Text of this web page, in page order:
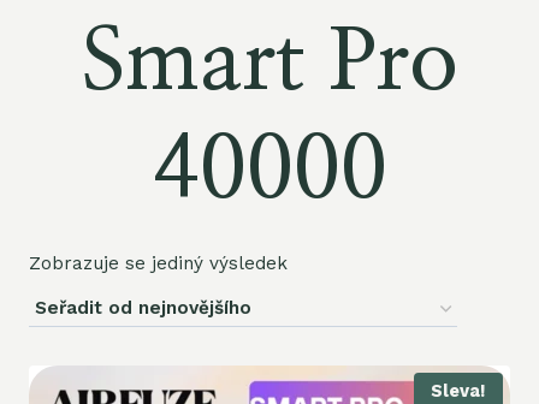
Smart Pro
40000
Zobrazuje se jediný výsledek
Sleva!